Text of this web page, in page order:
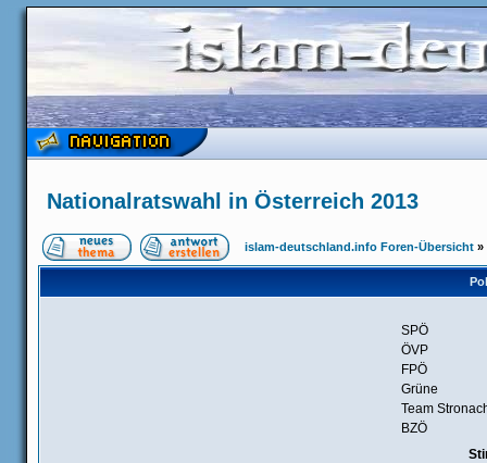
Nationalratswahl in Österreich 2013
islam-deutschland.info Foren-Übersicht »
SPÖ
ÖVP
FPÖ
Grüne
Team
BZÖ